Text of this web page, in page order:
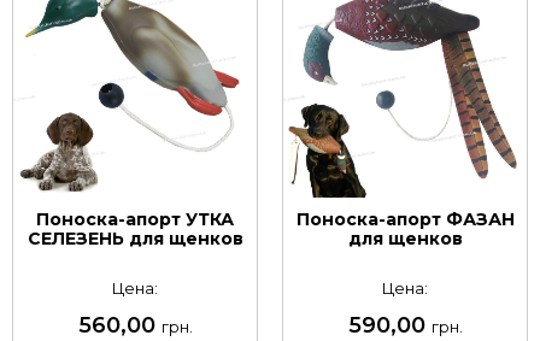
Поноска-апорт УТКА
СЕЛЕЗЕНЬ для щенков
Цена:
560,00 грн.
Поноска-апорт ФАЗАН
для щенков
Цена:
590,00 грн.